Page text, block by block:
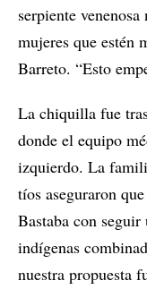
serpiente
mujeres que estén
Barreto. “Esto
La chiquilla fue
donde el equipo
izquierdo. La
tíos aseguraron
Bastaba con
indígenas
nuestra propuesta